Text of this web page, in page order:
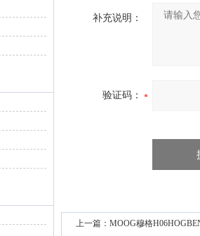
补充说明：
验证码：
上一篇： MOOG穆格